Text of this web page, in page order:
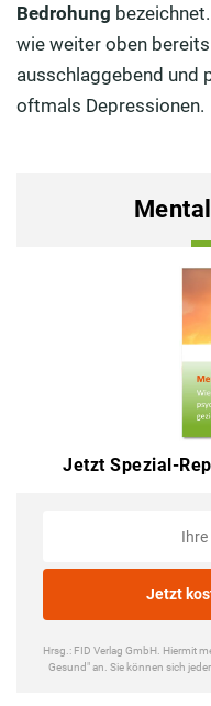
Bedrohung
wie weiter oben
ausschlaggebend und
oftmals Depressionen.